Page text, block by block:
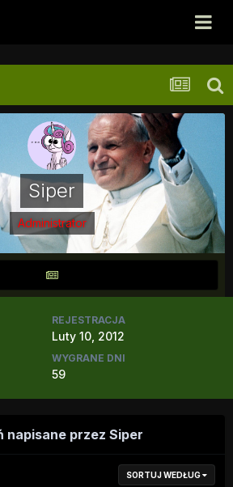
Siper
Administrator
REJESTRACJA
Luty 10, 2012
WYGRANE DNI
59
napisane przez Siper
SORTUJ WEDŁUG